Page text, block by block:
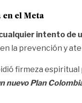
el Meta
intento de
la prevención y
firmeza espiritual
nuevo Plan